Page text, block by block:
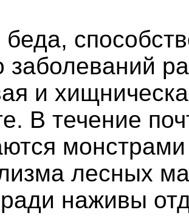
беда,
заболеваний
и
В течение
монстрами
лесных
наживы